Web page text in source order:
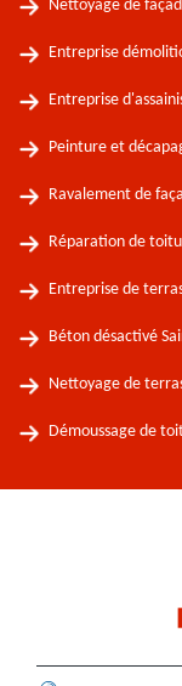
Nettoyage de
Entreprise
Entreprise
Peinture et
Ravalement de
Réparation de
Entreprise de
Béton désactivé
Nettoyage de
Démoussage de